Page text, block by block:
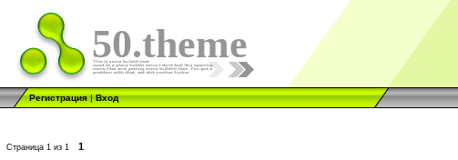
50.theme
Регистрация|Вход
Страница 1 из 1 1